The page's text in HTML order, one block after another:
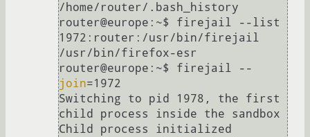
/home/router/.bash_history
router@europe:~$ firejail --list
1972:router:/usr/bin/firejail
/usr/bin/firefox-esr
router@europe:~$ firejail --
join=1972
Switching to pid 1978, the first
child process inside the sandbox
Child process initialized